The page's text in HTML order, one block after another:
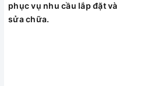
Chức năng gia tăng công suất 2300w
phục vụ nhu cầu lắp đặt và
sửa chữa.